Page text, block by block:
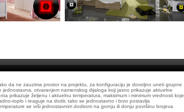
da ne zauzima prostor na projektu, za konfiguraciju je dovoljno uneti grupne
otvaranjem namenskog dijaloga koji jasno prikazuje aktuelne
prikazuje željenu i aktuelnu temperatura, maksimum i minimum vrednosti koje
toplo i reaguje na dodir, tako se jednostavno i brzo postavlja
se vrši jednostavnim dodirom na gornju ili donju površinu brojeva